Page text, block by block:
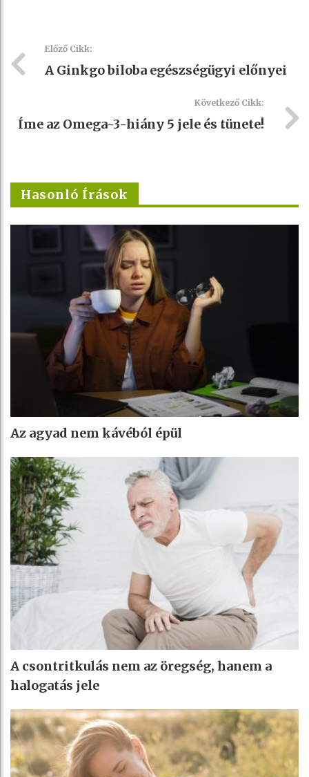
Előző Cikk:
A Ginkgo biloba egészségügyi előnyei
Következő Cikk:
Íme az Omega-3-hiány 5 jele és tünete!
Hasonló Írások
Az agyad nem kávéból épül
A csontritkulás nem az öregség, hanem a
halogatás jele